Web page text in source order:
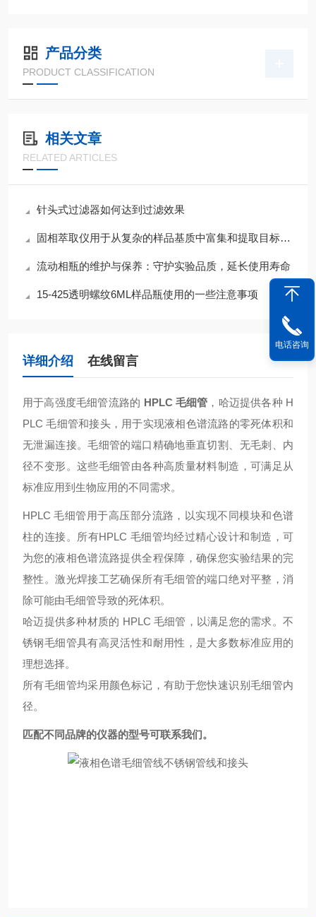
产品分类
PRODUCT CLASSIFICATION
相关文章
RELATED ARTICLES
针头式过滤器如何达到过滤效果
固相萃取仪用于从复杂的样品基质中富集和提取目标化合物
流动相瓶的维护与保养：守护实验品质，延长使用寿命
15-425透明螺纹6ML样品瓶使用的一些注意事项
详细介绍 在线留言
用于高强度毛细管流路的 HPLC 毛细管 ，哈迈提供各种 H
PLC 毛细管和接头，用于实现液相色谱流路的零死体积和
无泄漏连接。毛细管的端口精确地垂直切割、无毛刺、内
径不变形。这些毛细管由各种高质量材料制造，可满足从
标准应用到生物应用的不同需求。
HPLC 毛细管用于高压部分流路，以实现不同模块和色谱
柱的连接。所有HPLC 毛细管均经过精心设计和制造，可
为您的液相色谱流路提供全程保障，确保您实验结果的完
整性。激光焊接工艺确保所有毛细管的端口绝对平整，消
除可能由毛细管导致的死体积。
哈迈提供多种材质的 HPLC 毛细管，以满足您的需求。不
锈钢毛细管具有高灵活性和耐用性，是大多数标准应用的
理想选择。
所有毛细管均采用颜色标记，有助于您快速识别毛细管内
径。
匹配不同品牌的仪器的型号可联系我们。
电话咨询